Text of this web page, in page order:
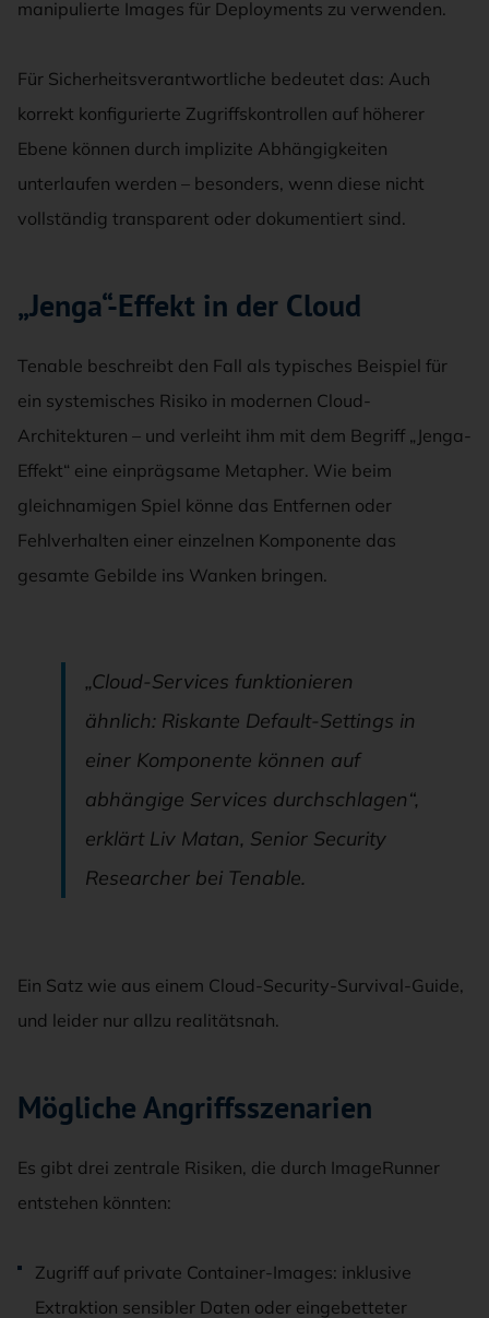
manipulierte Images für Deployments zu verwenden.
Für Sicherheitsverantwortliche bedeutet das: Auch
korrekt konfigurierte Zugriffskontrollen auf höherer
Ebene können durch implizite Abhängigkeiten
unterlaufen werden – besonders, wenn diese nicht
vollständig transparent oder dokumentiert sind.
„Jenga“-Effekt in der Cloud
Tenable beschreibt den Fall als typisches Beispiel für
ein systemisches Risiko in modernen Cloud-
Architekturen – und verleiht ihm mit dem Begriff „Jenga-
Effekt“ eine einprägsame Metapher. Wie beim
gleichnamigen Spiel könne das Entfernen oder
Fehlverhalten einer einzelnen Komponente das
gesamte Gebilde ins Wanken bringen.
„Cloud-Services funktionieren
ähnlich: Riskante Default-Settings in
einer Komponente können auf
abhängige Services durchschlagen“,
erklärt Liv Matan, Senior Security
Researcher bei Tenable.
Ein Satz wie aus einem Cloud-Security-Survival-Guide,
und leider nur allzu realitätsnah.
Mögliche Angriffsszenarien
Es gibt drei zentrale Risiken, die durch ImageRunner
entstehen könnten:
Zugriff auf private Container-Images: inklusive
Extraktion sensibler Daten oder eingebetteter